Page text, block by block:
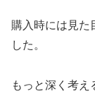
購入時には見た
した。
もっと深く考